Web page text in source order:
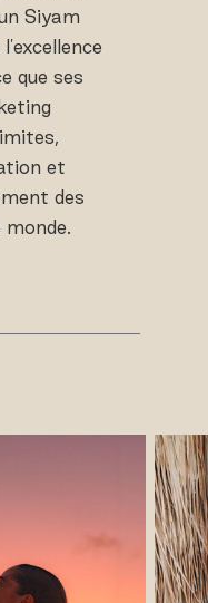
Siyam
que ses
et
des